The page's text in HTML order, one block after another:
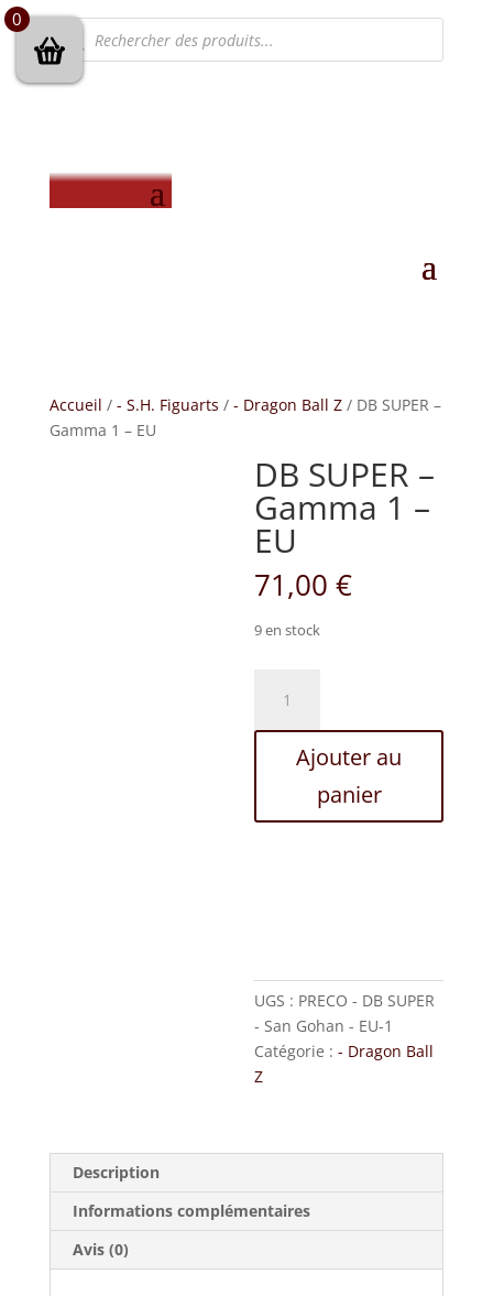
Recherche
de
produits
Accueil / - S.H. Figuarts / - Dragon Ball Z/ DB SUPER –
Gamma 1 – EU
DB SUPER –
Gamma 1 –
EU
71,00€
9 en stock
DB
SUPERAjouter au
panier
UGS : PRECO - DB SUPER
- San Gohan - EU-1
Catégorie :- Dragon Ball
Z
Description
Informations complémentaires
Avis (0)
0